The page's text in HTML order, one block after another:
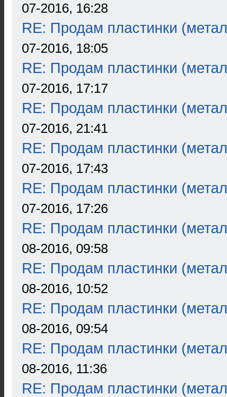
07-2016, 16:28
RE: Продам пластинки
07-2016, 18:05
RE: Продам пластинки
07-2016, 17:17
RE: Продам пластинки
07-2016, 21:41
RE: Продам пластинки
07-2016, 17:43
RE: Продам пластинки
07-2016, 17:26
RE: Продам пластинки
08-2016, 09:58
RE: Продам пластинки
08-2016, 10:52
RE: Продам пластинки
08-2016, 09:54
RE: Продам пластинки
08-2016, 11:36
RE: Продам пластинки